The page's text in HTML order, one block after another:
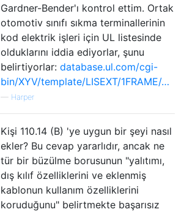
Gardner-Bender'ı kontrol ettim. Ortak
otomotiv sınıfı sıkma terminallerinin
kod elektrik işleri için UL listesinde
olduklarını iddia ediyorlar, şunu
belirtiyorlar: database.ul.com/cgi-
bin/XYV/template/LISEXT/1FRAME/…
— Harper
Kişi 110.14 (B) 'ye uygun bir şeyi nasıl
ekler? Bu cevap yararlıdır, ancak ne
tür bir büzülme borusunun "yalıtımı,
dış kılıf özelliklerini ve eklenmiş
kablonun kullanım özelliklerini
koruduğunu" belirtmekte başarısız